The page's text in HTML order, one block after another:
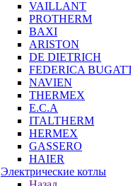
VAILLANT
PROTHERM
BAXI
ARISTON
DE DIETRICH
FEDERICA
NAVIEN
THERMEX
E.C.A
ITALTHERM
HERMEX
GASSERO
HAIER
Электрические котлы